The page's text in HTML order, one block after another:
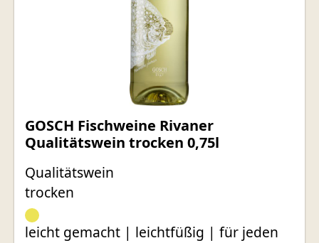
GOSCH Fischweine Rivaner
Qualitätswein trocken 0,75l
leicht gemacht | leichtfüßig | für jeden
trocken
Qualitätswein